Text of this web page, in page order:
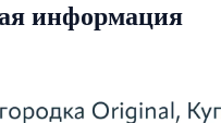
информация